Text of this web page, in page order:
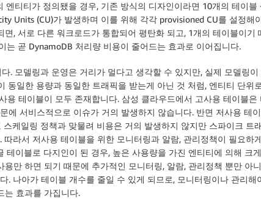
엔티티가 정의됐을 경우, 기존 방식의 디자인이라면 10개의 테이블
Units (CU)가 발생하며 이를 위해 각각 provisioned CU를 설정해
, 서로 다른 워크로드가 통합되어 평탄화 되고, 1개의 테이블이기
는 곧 DynamoDB 처리량 비용이 줄어드는 효과로 이어집니다.
. 모델링과 운영은 거리가 멀다고 생각할 수 있지만, 실제 모델링
동일한 용량과 동일한 트래픽을 받는게 아닌 것 처럼, 엔티티 단위
용 테이블이 모두 존재합니다. 삼성 클라우드에서 고사용 테이블은
에 서비스적으로 이슈가 거의 발생하지 않습니다. 반면 저사용 테
케일링 정책과 맞물려 비용은 거의 발생하지 않지만 스파이크 트
라서 저사용 테이블을 위한 모니터링과 알람, 관리정책이 필요하
테이블로 다지인이 된 경우, 높은 사용량을 가진 엔티티에 의해 크
만 하면 되기 때문에 추가적인 모니터링, 알람, 관리정책 뿐만 아
. 나아가 테이블 개수를 줄일 수 있게 되므로, 모니터링이나 관리해
는 효과를 가집니다.